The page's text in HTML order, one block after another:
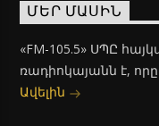
ՄԵՐ ՄԱՍԻՆ
«FM-105.5» ՍՊԸ
ռադիոկայանն է,
Ավելին